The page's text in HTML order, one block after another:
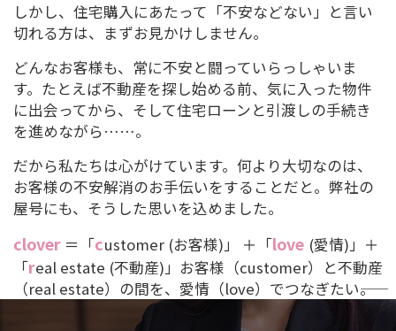
2022/07/28 ストーク両国秀山
2026/07/31 グランシティ西荻窪
2026/07/31 パレステュディオ勝どきRiver
side
2026/01/04 ニューハイム久が原
2026/07/31 フジメゾン千駄木
豊栄荻窪ステーションプラザ
しかし、住宅購入にあたって「不安などない」と言い
切れる方は、まずお見かけしません。
どんなお客様も、常に不安と闘っていらっしゃいま
す。たとえば不動産を探し始める前、気に入った物件
に出会ってから、そして住宅ローンと引渡しの手続き
を進めながら……。
だから私たちは心がけています。何より大切なのは、
お客様の不安解消のお手伝いをすることだと。弊社の
屋号にも、そうした思いを込めました。
clover＝「customer (お客様)」 ＋「love (愛情)」＋
「real estate (不動産)」お客様（customer）と不動産
（real estate）の間を、愛情（love）でつなぎたい――。